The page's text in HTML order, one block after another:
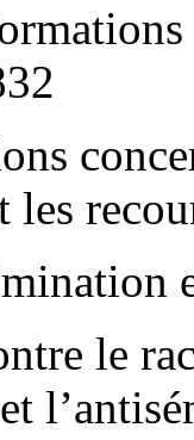
les
le